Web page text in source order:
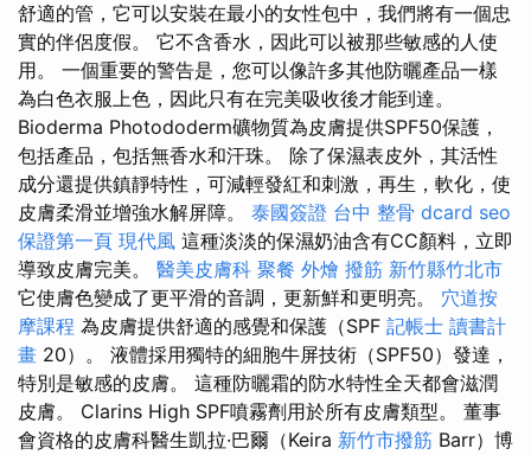
舒適的管，它可以安裝在最小的女性包中，我們將有一個忠
實的伴侶度假。 它不含香水，因此可以被那些敏感的人使
用。 一個重要的警告是，您可以像許多其他防曬產品一樣
為白色衣服上色，因此只有在完美吸收後才能到達。
Bioderma Photododerm礦物質為皮膚提供SPF50保護，
包括產品，包括無香水和汗珠。 除了保濕表皮外，其活性
成分還提供鎮靜特性，可減輕發紅和刺激，再生，軟化，使
皮膚柔滑並增強水解屏障。 泰國簽證 台中 整骨 dcard seo
保證第一頁 現代風 這種淡淡的保濕奶油含有CC顏料，立即
導致皮膚完美。 醫美皮膚科 聚餐 外燴 撥筋 新竹縣竹北市
它使膚色變成了更平滑的音調，更新鮮和更明亮。 穴道按
摩課程 為皮膚提供舒適的感覺和保護（SPF 記帳士 讀書計
畫 20）。 液體採用獨特的細胞牛屏技術（SPF50）發達，
特別是敏感的皮膚。 這種防曬霜的防水特性全天都會滋潤
皮膚。 Clarins High SPF噴霧劑用於所有皮膚類型。 董事
會資格的皮膚科醫生凱拉·巴爾（Keira 新竹市撥筋 Barr）博